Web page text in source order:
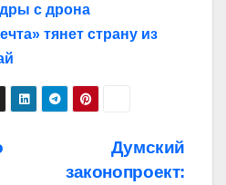
с дрона
тянет страну из
Думский
законопроект: